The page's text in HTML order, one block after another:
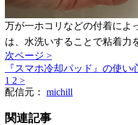
万が一ホコリなどの付着によ
は、水洗いすることで粘着力
次ページ >
『スマホ冷却パッド』の使い
1 2 >
配信元： michill
関連記事